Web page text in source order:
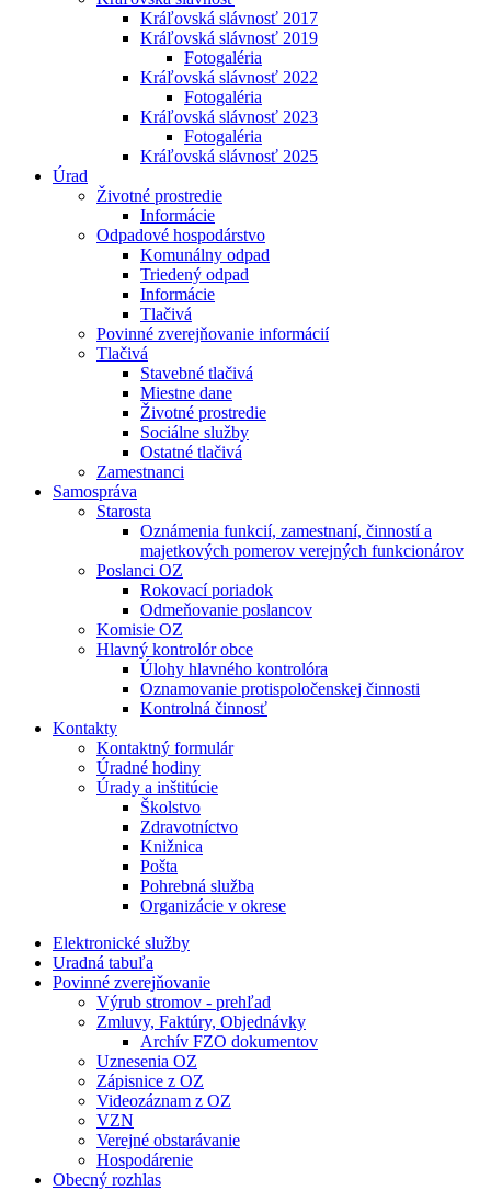
Kráľovská slávnosť 2017
Kráľovská slávnosť 2019
Fotogaléria
Kráľovská slávnosť 2022
Fotogaléria
Kráľovská slávnosť 2023
Fotogaléria
Kráľovská slávnosť 2025
Úrad
Životné prostredie
Informácie
Odpadové hospodárstvo
Komunálny odpad
Triedený odpad
Informácie
Tlačivá
Povinné zverejňovanie informácií
Tlačivá
Stavebné tlačivá
Miestne dane
Životné prostredie
Sociálne služby
Ostatné tlačivá
Zamestnanci
Samospráva
Starosta
Oznámenia funkcií, zamestnaní, činností a
majetkových pomerov verejných funkcionárov
Poslanci OZ
Rokovací poriadok
Odmeňovanie poslancov
Komisie OZ
Hlavný kontrolór obce
Úlohy hlavného kontrolóra
Oznamovanie protispoločenskej činnosti
Kontrolná činnosť
Kontakty
Kontaktný formulár
Úradné hodiny
Úrady a inštitúcie
Školstvo
Zdravotníctvo
Knižnica
Pošta
Pohrebná služba
Organizácie v okrese
Elektronické služby
Uradná tabuľa
Povinné zverejňovanie
Výrub stromov - prehľad
Zmluvy, Faktúry, Objednávky
Archív FZO dokumentov
Uznesenia OZ
Zápisnice z OZ
Videozáznam z OZ
VZN
Verejné obstarávanie
Hospodárenie
Obecný rozhlas